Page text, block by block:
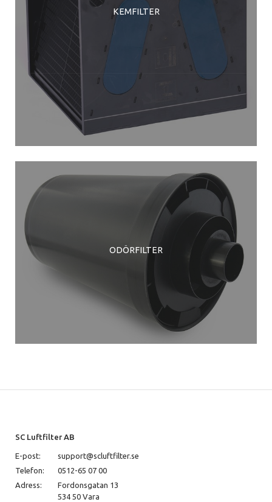
KEMFILTER
ODÖRFILTER
SC Luftfilter AB
E-post:
support@scluftfilter.se
Telefon:
0512-65 07 00
Adress:
Fordonsgatan 13
534 50 Vara